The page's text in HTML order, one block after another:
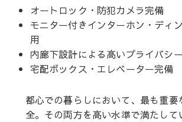
オートロック・防犯カメラ完備
モニター付きインターホン・ディ
用
内廊下設計による高いプライバシ
宅配ボックス・エレベーター完備
都心での暮らしにおいて、最も重要
全。その両方を高い水準で満たして